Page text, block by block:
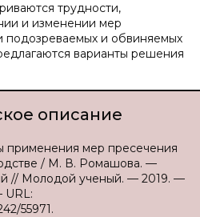
трудности,
и изменении мер
подозреваемых и обвиняемых
варианты решения
описание
мер пресечения
/ М. В. Ромашова. —
// Молодой ученый. — 2019. —
URL:
55971.